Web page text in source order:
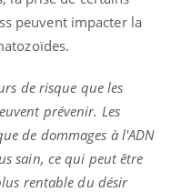
peuvent impacter la
de risque que les
prévenir. Les
de dommages à l'ADN
sain, ce qui peut être
rentable du désir